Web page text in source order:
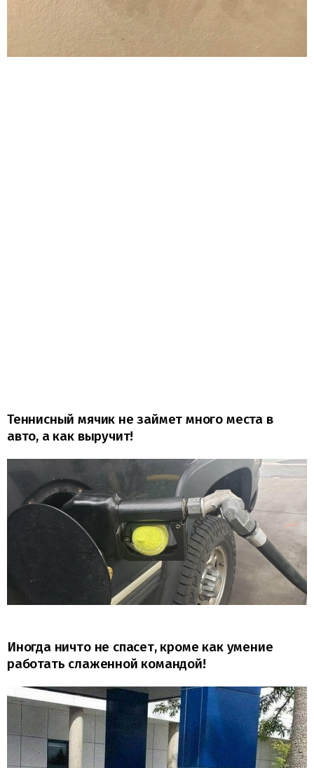
Теннисный мячик не займет много места в
авто, а как выручит!
Иногда ничто не спасет, кроме как умение
работать слаженной командой!